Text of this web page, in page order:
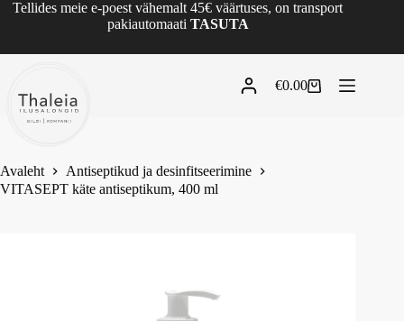
Tellides meie e-poest vähemalt 45€ väärtuses, on transport
pakiautomaati TASUTA
€0.00
Avaleht
Antiseptikud ja desinfitseerimine
VITASEPT käte antiseptikum, 400 ml